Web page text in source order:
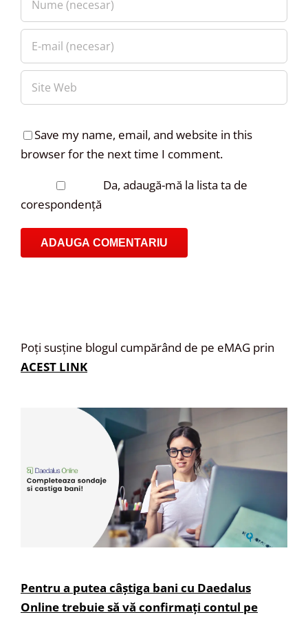
Save my name, email, and website in this
browser for the next time I comment.
Da, adaugă-mă la lista ta de
corespondență
Poți susține blogul cumpărând de pe eMAG prin
ACEST LINK
Pentru a putea câștiga bani cu Daedalus
Online trebuie să vă confirmați contul pe